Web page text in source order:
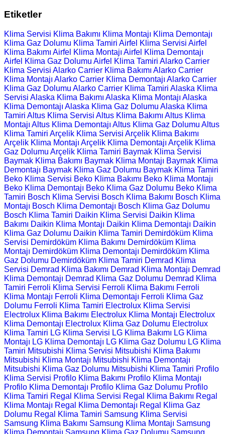
Etiketler
Klima Servisi Klima Bakımı Klima Montajı Klima Demontajı
Klima Gaz Dolumu Klima Tamiri Airfel Klima Servisi Airfel
Klima Bakımı Airfel Klima Montajı Airfel Klima Demontajı
Airfel Klima Gaz Dolumu Airfel Klima Tamiri Alarko Carrier
Klima Servisi Alarko Carrier Klima Bakımı Alarko Carrier
Klima Montajı Alarko Carrier Klima Demontajı Alarko Carrier
Klima Gaz Dolumu Alarko Carrier Klima Tamiri Alaska Klima
Servisi Alaska Klima Bakımı Alaska Klima Montajı Alaska
Klima Demontajı Alaska Klima Gaz Dolumu Alaska Klima
Tamiri Altus Klima Servisi Altus Klima Bakımı Altus Klima
Montajı Altus Klima Demontajı Altus Klima Gaz Dolumu Altus
Klima Tamiri Arçelik Klima Servisi Arçelik Klima Bakımı
Arçelik Klima Montajı Arçelik Klima Demontajı Arçelik Klima
Gaz Dolumu Arçelik Klima Tamiri Baymak Klima Servisi
Baymak Klima Bakımı Baymak Klima Montajı Baymak Klima
Demontajı Baymak Klima Gaz Dolumu Baymak Klima Tamiri
Beko Klima Servisi Beko Klima Bakımı Beko Klima Montajı
Beko Klima Demontajı Beko Klima Gaz Dolumu Beko Klima
Tamiri Bosch Klima Servisi Bosch Klima Bakımı Bosch Klima
Montajı Bosch Klima Demontajı Bosch Klima Gaz Dolumu
Bosch Klima Tamiri Daikin Klima Servisi Daikin Klima
Bakımı Daikin Klima Montajı Daikin Klima Demontajı Daikin
Klima Gaz Dolumu Daikin Klima Tamiri Demirdöküm Klima
Servisi Demirdöküm Klima Bakımı Demirdöküm Klima
Montajı Demirdöküm Klima Demontajı Demirdöküm Klima
Gaz Dolumu Demirdöküm Klima Tamiri Demrad Klima
Servisi Demrad Klima Bakımı Demrad Klima Montajı Demrad
Klima Demontajı Demrad Klima Gaz Dolumu Demrad Klima
Tamiri Ferroli Klima Servisi Ferroli Klima Bakımı Ferroli
Klima Montajı Ferroli Klima Demontajı Ferroli Klima Gaz
Dolumu Ferroli Klima Tamiri Electrolux Klima Servisi
Electrolux Klima Bakımı Electrolux Klima Montajı Electrolux
Klima Demontajı Electrolux Klima Gaz Dolumu Electrolux
Klima Tamiri LG Klima Servisi LG Klima Bakımı LG Klima
Montajı LG Klima Demontajı LG Klima Gaz Dolumu LG Klima
Tamiri Mitsubishi Klima Servisi Mitsubishi Klima Bakımı
Mitsubishi Klima Montajı Mitsubishi Klima Demontajı
Mitsubishi Klima Gaz Dolumu Mitsubishi Klima Tamiri Profilo
Klima Servisi Profilo Klima Bakımı Profilo Klima Montajı
Profilo Klima Demontajı Profilo Klima Gaz Dolumu Profilo
Klima Tamiri Regal Klima Servisi Regal Klima Bakımı Regal
Klima Montajı Regal Klima Demontajı Regal Klima Gaz
Dolumu Regal Klima Tamiri Samsung Klima Servisi
Samsung Klima Bakımı Samsung Klima Montajı Samsung
Klima Demontajı Samsung Klima Gaz Dolumu Samsung